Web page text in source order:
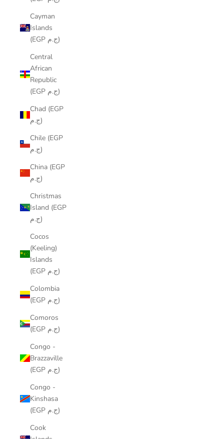
Cayman
Islands
(EGP ج.م)
Central
African
Republic
(EGP ج.م)
Chad (EGP
ج.م)
Chile (EGP
ج.م)
China (EGP
ج.م)
Christmas
Island (EGP
ج.م)
Cocos
(Keeling)
Islands
(EGP ج.م)
Colombia
(EGP ج.م)
Comoros
(EGP ج.م)
Congo -
Brazzaville
(EGP ج.م)
Congo -
Kinshasa
(EGP ج.م)
Cook